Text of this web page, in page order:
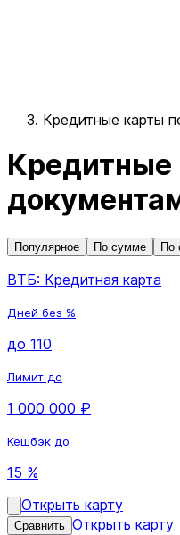
Кредитные карты
Кредитные
Популярное По сумме По
ВТБ: Кредитная карта
Дней без %
до 110
Лимит до
1 000 000 ₽
Кешбэк до
15 %
Открыть карту
Сравнить Открыть карту